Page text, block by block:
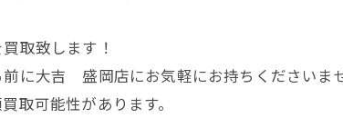
取致します！
に大吉 盛岡店にお気軽にお持ちくださいま
取可能性があります。